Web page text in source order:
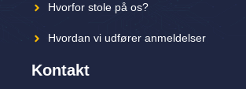
Hvorfor stole på os?
Hvordan vi udfører anmeldelser
Kontakt